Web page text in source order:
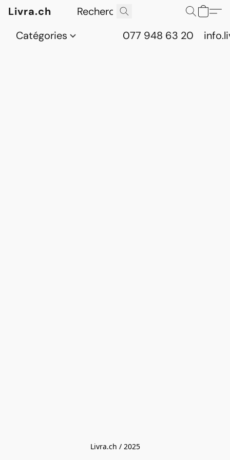
Livra.ch
Catégories
077 948 63 20
Livra.ch / 2025